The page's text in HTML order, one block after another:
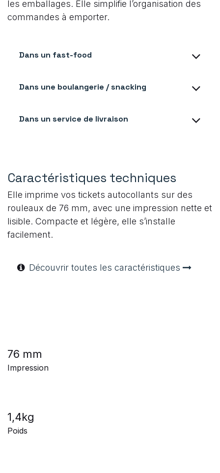
les emballages. Elle simplifie l’organisation des
commandes à emporter.
Dans un fast-food
Dans une boulangerie / snacking
Dans un service de livraison
Caractéristiques techniques
Elle imprime vos tickets autocollants sur des
rouleaux de 76 mm, avec une impression nette et
lisible. Compacte et légère, elle s’installe
facilement.
Découvrir toutes les caractéristiques
76 mm
Impression
1,4kg
Poids